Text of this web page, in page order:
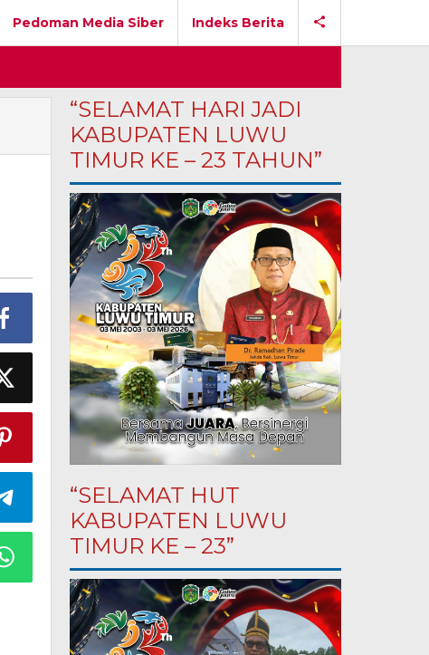
Pedoman Media Siber Indeks Berita
“SELAMAT HARI JADI
KABUPATEN LUWU
TIMUR KE – 23 TAHUN”
“SELAMAT HUT
KABUPATEN LUWU
TIMUR KE – 23”